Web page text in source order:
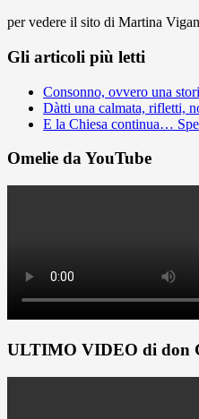
per vedere il sito di Martina
Gli articoli più letti
Consonno, ovvero una
Dàtti una calmata, rifletti,
E la Chiesa continua…
Omelie da YouTube
ULTIMO VIDEO di don